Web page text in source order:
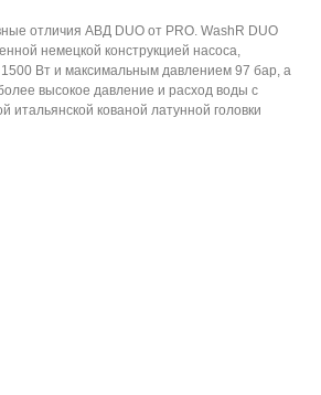
отличия АВД DUO от PRO. WashR DUO
немецкой конструкцией насоса,
Вт и максимальным давлением 97 бар, а
высокое давление и расход воды с
кованой латунной головки